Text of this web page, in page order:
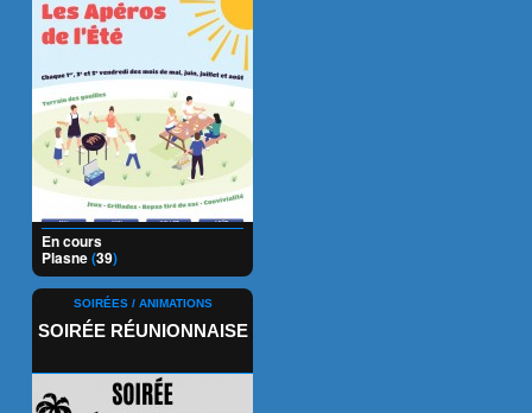
En cours
Plasne(39)
SOIRÉES / ANIMATIONS
SOIRÉE RÉUNIONNAISE